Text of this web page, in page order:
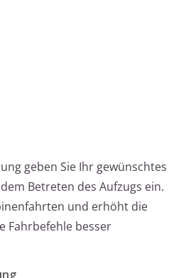
geben Sie Ihr gewünschtes
Betreten des Aufzugs ein.
und erhöht die
Fahrbefehle besser